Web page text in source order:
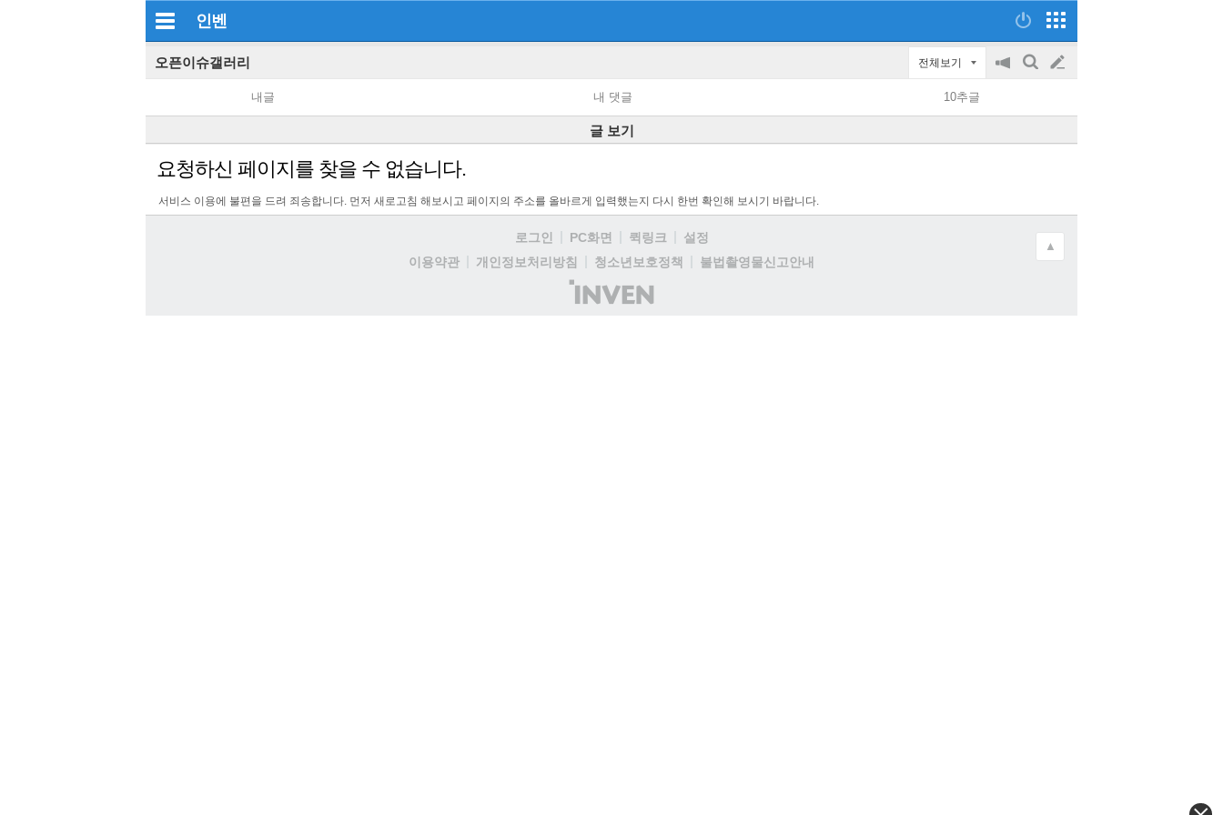
인벤
오픈이슈갤러리 전체보기
공
on/off
검
글
쓰
기
내글 내 댓글 10추글
글 보기
요청하신 페이지를 찾을 수 없습니다.
서비스 이용에 불편을 드려 죄송합니다. 먼저 새로고침 해보시고 페이지의 주소를 올바르게 입력했는지 다시 한번 확인해 보시기 바랍니다.
로그인 PC화면 퀵링크
설정
이용약관
개인정보처리방침 청소년보호정책
불법촬영물신고안내
(주)
인
▲